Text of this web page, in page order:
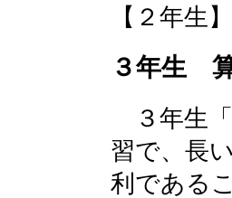
【２年生
３年生
３年生
習で、長
利である